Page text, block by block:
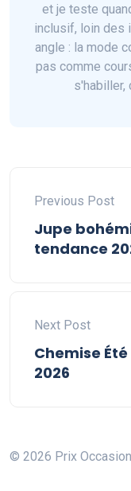
et je teste
inclusif, loin des
angle : la mode
pas comme
s'habiller,
Previous Post
Jupe
tendance
Next Post
Chemise
2026
© 2026 Prix